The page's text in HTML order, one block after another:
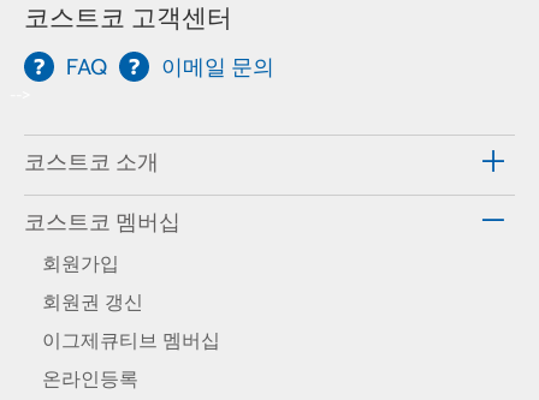
코스트코 고객센터
FAQ 이메일 문의
코스트코 소개
코스트코 멤버십
회원가입
회원권 갱신
이그제큐티브 멤버십
온라인등록